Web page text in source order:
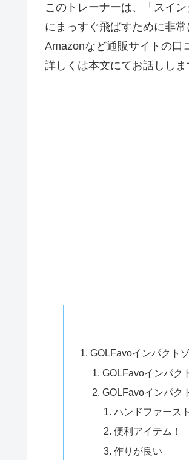
このトレーナーは、「スイ
にまっすぐ飛ばすために非
Amazonなど通販サイトの口
詳しくは本文にてお話ししま
GOLFavoインパクト
GOLFavoインパク
GOLFavoインパク
ハンドファースト
便利アイテム！
作りが良い